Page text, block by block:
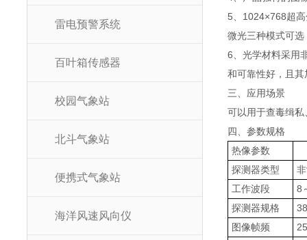
雷电预警系统
百叶箱传感器
校园气象站
北斗气象站
便携式气象站
海洋风速风向仪
5、1024×768超
微光三种模式可
6、光学材料采用
和可靠性好，且
三、应用场景
可以用于查毒缉
四、参数规格
热像参数
探测器类型
工作波段
8
探测器规格
图像帧频